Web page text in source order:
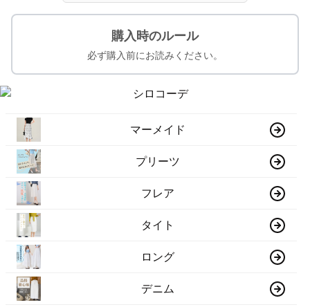
購入時のルール
必ず購入前にお読みください。
マーメイド
プリーツ
フレア
タイト
ロング
デニム